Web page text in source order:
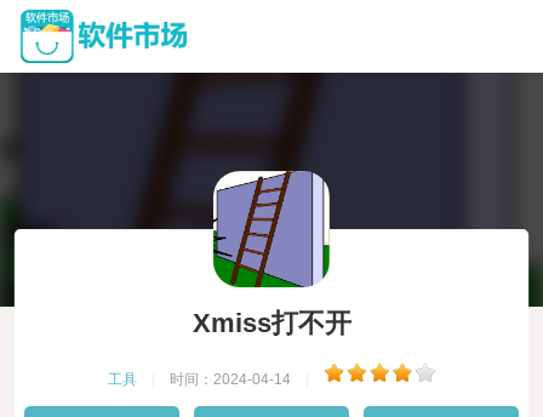
Xmiss打不开
工具 时间：2024-04-14